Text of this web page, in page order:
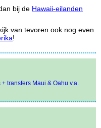
transfers Maui & Oahu v.a.
bij de Hawaii-eilanden
van tevoren ook nog even
!